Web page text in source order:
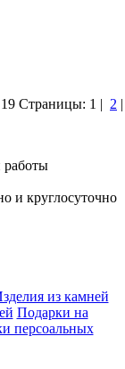
Страницы: 1 | 2
работы
и круглосуточно
из камней
Подарки на
персоальных